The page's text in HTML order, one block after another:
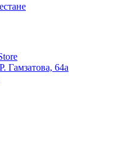
Гамзатова, 64а